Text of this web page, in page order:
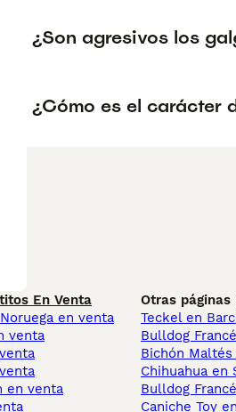
¿Son agresivos los
¿Cómo es el carácter
En Venta
en venta
venta
en venta
Otras páginas
Teckel en
Bulldog
Bichón Maltés
Chihuahua en
Bulldog
Caniche Toy